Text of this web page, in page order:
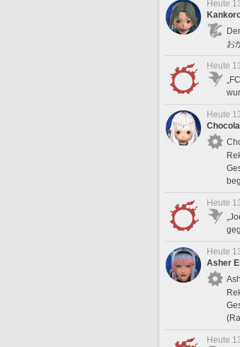
Heute
お
Heute
Heute
Heute
Heute
Asher
Heute